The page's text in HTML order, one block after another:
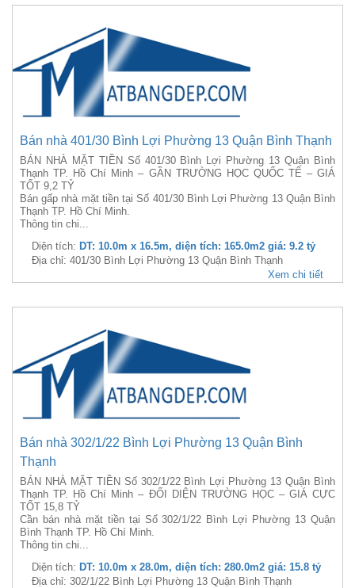
Bán nhà 401/30 Bình Lợi Phường 13 Quận Bình Thạnh
BÁN NHÀ MẶT TIỀN Số 401/30 Bình Lợi Phường 13 Quận Bình
Thạnh TP. Hồ Chí Minh – GẦN TRƯỜNG HỌC QUỐC TẾ – GIÁ
TỐT 9,2 TỶ
Bán gấp nhà mặt tiền tại Số 401/30 Bình Lợi Phường 13 Quận Bình
Thạnh TP. Hồ Chí Minh.
Thông tin chi...
Diện tích: DT: 10.0m x 16.5m, diện tích: 165.0m2 giá: 9.2 tỷ
Địa chỉ: 401/30 Bình Lợi Phường 13 Quận Bình Thạnh
Xem chi tiết
Bán nhà 302/1/22 Bình Lợi Phường 13 Quận Bình
Thạnh
BÁN NHÀ MẶT TIỀN Số 302/1/22 Bình Lợi Phường 13 Quận Bình
Thạnh TP. Hồ Chí Minh – ĐỐI DIỆN TRƯỜNG HỌC – GIÁ CỰC
TỐT 15,8 TỶ
Cần bán nhà mặt tiền tại Số 302/1/22 Bình Lợi Phường 13 Quận
Bình Thạnh TP. Hồ Chí Minh.
Thông tin chi...
Diện tích: DT: 10.0m x 28.0m, diện tích: 280.0m2 giá: 15.8 tỷ
Địa chỉ: 302/1/22 Bình Lợi Phường 13 Quận Bình Thạnh